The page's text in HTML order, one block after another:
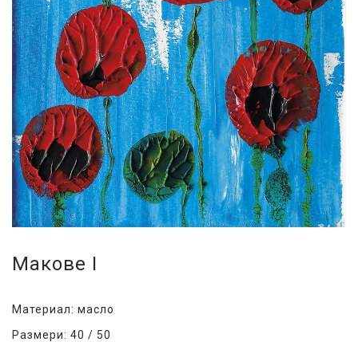
Макове I
Материал: масло
Размери: 40 / 50